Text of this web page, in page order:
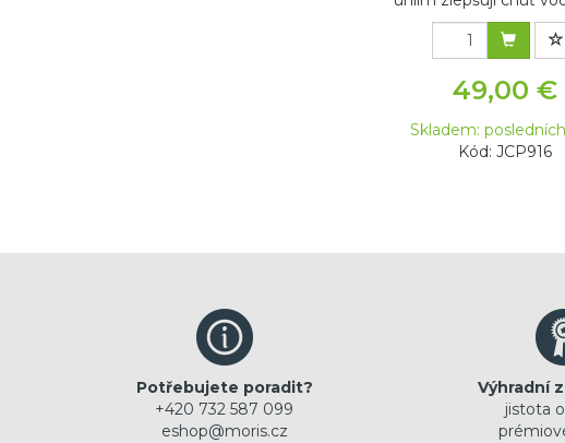
49,00 €
Skladem:
Kód: JCP916
Potřebujete poradit?
+420 732 587 099
eshop@moris.cz
Výhradní
jistota